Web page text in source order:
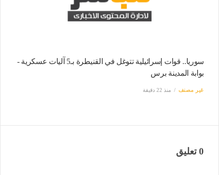
سوريا.. قوات إسرائيلية تتوغل في القنيطرة بـ5 آليات عسكرية -
بوابة المدينة برس
غير مصنف منذ 22 دقيقة
0 تعليق